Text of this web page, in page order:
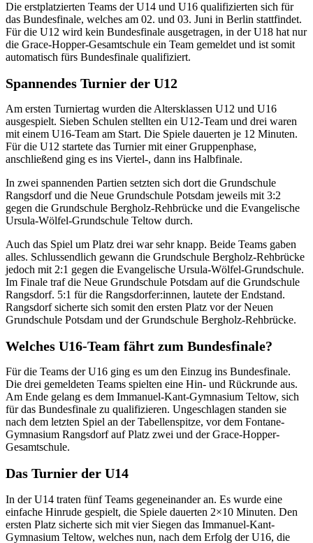
Die erstplatzierten Teams der U14 und U16 qualifizierten sich für
das Bundesfinale, welches am 02. und 03. Juni in Berlin stattfindet.
Für die U12 wird kein Bundesfinale ausgetragen, in der U18 hat nur
die Grace-Hopper-Gesamtschule ein Team gemeldet und ist somit
automatisch fürs Bundesfinale qualifiziert.
Spannendes Turnier der U12
Am ersten Turniertag wurden die Altersklassen U12 und U16
ausgespielt. Sieben Schulen stellten ein U12-Team und drei waren
mit einem U16-Team am Start. Die Spiele dauerten je 12 Minuten.
Für die U12 startete das Turnier mit einer Gruppenphase,
anschließend ging es ins Viertel-, dann ins Halbfinale.
In zwei spannenden Partien setzten sich dort die Grundschule
Rangsdorf und die Neue Grundschule Potsdam jeweils mit 3:2
gegen die Grundschule Bergholz-Rehbrücke und die Evangelische
Ursula-Wölfel-Grundschule Teltow durch.
Auch das Spiel um Platz drei war sehr knapp. Beide Teams gaben
alles. Schlussendlich gewann die Grundschule Bergholz-Rehbrücke
jedoch mit 2:1 gegen die Evangelische Ursula-Wölfel-Grundschule.
Im Finale traf die Neue Grundschule Potsdam auf die Grundschule
Rangsdorf. 5:1 für die Rangsdorfer:innen, lautete der Endstand.
Rangsdorf sicherte sich somit den ersten Platz vor der Neuen
Grundschule Potsdam und der Grundschule Bergholz-Rehbrücke.
Welches U16-Team fährt zum Bundesfinale?
Für die Teams der U16 ging es um den Einzug ins Bundesfinale.
Die drei gemeldeten Teams spielten eine Hin- und Rückrunde aus.
Am Ende gelang es dem Immanuel-Kant-Gymnasium Teltow, sich
für das Bundesfinale zu qualifizieren. Ungeschlagen standen sie
nach dem letzten Spiel an der Tabellenspitze, vor dem Fontane-
Gymnasium Rangsdorf auf Platz zwei und der Grace-Hopper-
Gesamtschule.
Das Turnier der U14
In der U14 traten fünf Teams gegeneinander an. Es wurde eine
einfache Hinrude gespielt, die Spiele dauerten 2×10 Minuten. Den
ersten Platz sicherte sich mit vier Siegen das Immanuel-Kant-
Gymnasium Teltow, welches nun, nach dem Erfolg der U16, die